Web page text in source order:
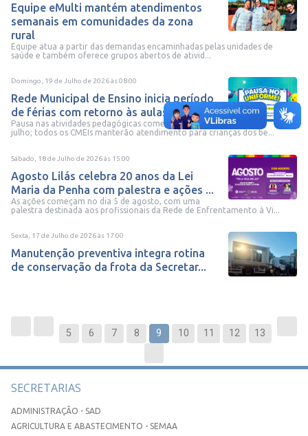
Equipe eMulti mantém atendimentos
semanais em comunidades da zona
rural
Equipe atua a partir das demandas encaminhadas pelas unidades de
saúde e também oferece grupos abertos de ativid...
Domingo, 19 de Julho de 2026às08:00
Rede Municipal de Ensino inicia período
de férias com retorno às aulas e...
Pausa nas atividades pedagógicas começa em 20 de
julho; todos os CMEIs manterão atendimento para crianças dos be...
Sábado, 18 de Julho de 2026às 15:00
Agosto Lilás celebra 20 anos da Lei
Maria da Penha com palestra e ações ...
As ações começam no dia 5 de agosto, com uma
palestra destinada aos profissionais da Rede de Enfrentamento à Vi...
Sexta, 17 de Julho de 2026às 17:00
Manutenção preventiva integra rotina
de conservação da frota da Secretar...
5 6 7 8 9 10 11 12 13
SECRETARIAS
ADMINISTRAÇÃO - SAD
AGRICULTURA E ABASTECIMENTO - SEMAA